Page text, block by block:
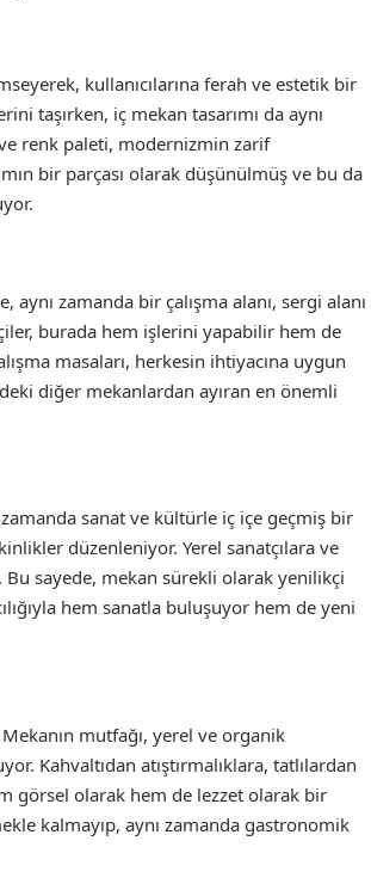
kullanıcılarına ferah ve estetik bir
taşırken, iç mekan tasarımı da aynı
renk paleti, modernizmin zarif
bir parçası olarak düşünülmüş ve bu da
zamanda bir çalışma alanı, sergi alanı
burada hem işlerini yapabilir hem de
masaları, herkesin ihtiyacına uygun
diğer mekanlardan ayıran en önemli
zamanda sanat ve kültürle iç içe geçmiş bir
düzenleniyor. Yerel sanatçılara ve
Bu sayede, mekan sürekli olarak yenilikçi
hem sanatla buluşuyor hem de yeni
mutfağı, yerel ve organik
Kahvaltıdan atıştırmalıklara, tatlılardan
görsel olarak hem de lezzet olarak bir
kalmayıp, aynı zamanda gastronomik